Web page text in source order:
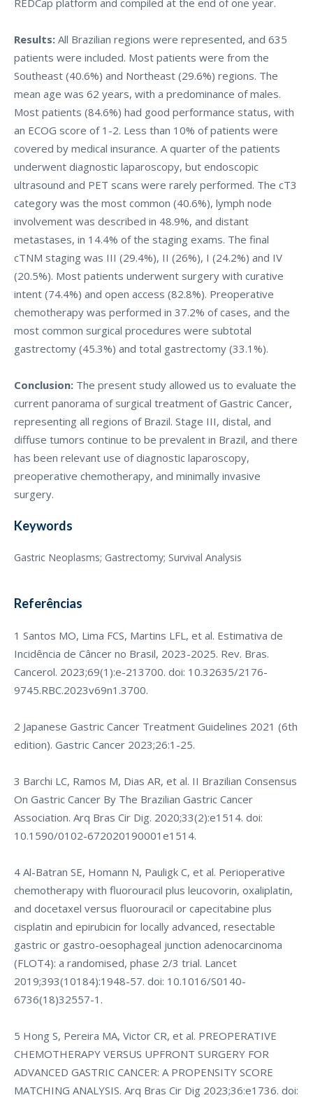
REDCap platform and compiled at the end of one year.
Results: All Brazilian regions were represented, and 635
patients were included. Most patients were from the
Southeast (40.6%) and Northeast (29.6%) regions. The
mean age was 62 years, with a predominance of males.
Most patients (84.6%) had good performance status, with
an ECOG score of 1-2. Less than 10% of patients were
covered by medical insurance. A quarter of the patients
underwent diagnostic laparoscopy, but endoscopic
ultrasound and PET scans were rarely performed. The cT3
category was the most common (40.6%), lymph node
involvement was described in 48.9%, and distant
metastases, in 14.4% of the staging exams. The final
cTNM staging was III (29.4%), II (26%), I (24.2%) and IV
(20.5%). Most patients underwent surgery with curative
intent (74.4%) and open access (82.8%). Preoperative
chemotherapy was performed in 37.2% of cases, and the
most common surgical procedures were subtotal
gastrectomy (45.3%) and total gastrectomy (33.1%).
Conclusion: The present study allowed us to evaluate the
current panorama of surgical treatment of Gastric Cancer,
representing all regions of Brazil. Stage III, distal, and
diffuse tumors continue to be prevalent in Brazil, and there
has been relevant use of diagnostic laparoscopy,
preoperative chemotherapy, and minimally invasive
surgery.
Keywords
Gastric Neoplasms; Gastrectomy; Survival Analysis
Referências
1 Santos MO, Lima FCS, Martins LFL, et al. Estimativa de
Incidência de Câncer no Brasil, 2023-2025. Rev. Bras.
Cancerol. 2023;69(1):e-213700. doi: 10.32635/2176-
9745.RBC.2023v69n1.3700.
2 Japanese Gastric Cancer Treatment Guidelines 2021 (6th
edition). Gastric Cancer 2023;26:1-25.
3 Barchi LC, Ramos M, Dias AR, et al. II Brazilian Consensus
On Gastric Cancer By The Brazilian Gastric Cancer
Association. Arq Bras Cir Dig. 2020;33(2):e1514. doi:
10.1590/0102-672020190001e1514.
4 Al-Batran SE, Homann N, Pauligk C, et al. Perioperative
chemotherapy with fluorouracil plus leucovorin, oxaliplatin,
and docetaxel versus fluorouracil or capecitabine plus
cisplatin and epirubicin for locally advanced, resectable
gastric or gastro-oesophageal junction adenocarcinoma
(FLOT4): a randomised, phase 2/3 trial. Lancet
2019;393(10184):1948-57. doi: 10.1016/S0140-
6736(18)32557-1.
5 Hong S, Pereira MA, Victor CR, et al. PREOPERATIVE
CHEMOTHERAPY VERSUS UPFRONT SURGERY FOR
ADVANCED GASTRIC CANCER: A PROPENSITY SCORE
MATCHING ANALYSIS. Arq Bras Cir Dig 2023;36:e1736. doi: